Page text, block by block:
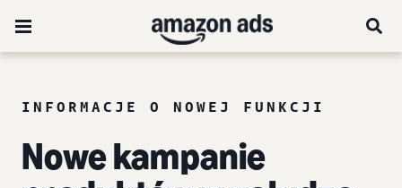
INFORMACJE O NOWEJ FUNKCJI
Nowe kampanie